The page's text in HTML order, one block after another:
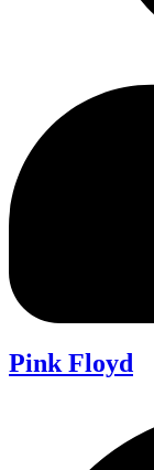
Pink Floyd